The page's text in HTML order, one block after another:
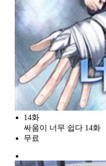
14화
싸움이 너무 쉽다 14화
무료